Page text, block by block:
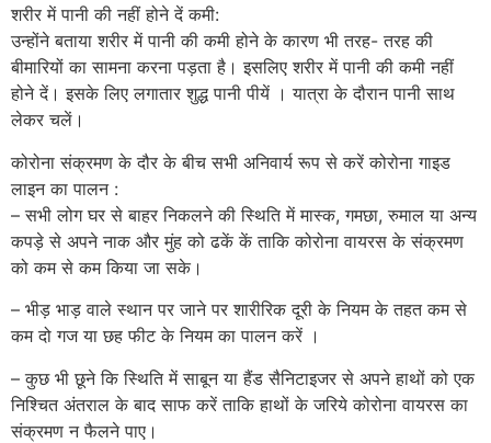
शरीर में पानी की नहीं होने दें कमी:
उन्होंने बताया शरीर में पानी की कमी होने के कारण भी तरह- तरह की
बीमारियों का सामना करना पड़ता है। इसलिए शरीर में पानी की कमी नहीं
होने दें। इसके लिए लगातार शुद्ध पानी पीयें । यात्रा के दौरान पानी साथ
लेकर चलें।
कोरोना संक्रमण के दौर के बीच सभी अनिवार्य रूप से करें कोरोना गाइड
लाइन का पालन :
– सभी लोग घर से बाहर निकलने की स्थिति में मास्क, गमछा, रुमाल या अन्य
कपड़े से अपने नाक और मुंह को ढकें कें ताकि कोरोना वायरस के संक्रमण
को कम से कम किया जा सके।
– भीड़ भाड़ वाले स्थान पर जाने पर शारीरिक दूरी के नियम के तहत कम से
कम दो गज या छह फीट के नियम का पालन करें ।
– कुछ भी छूने कि स्थिति में साबून या हैंड सैनिटाइजर से अपने हाथों को एक
निश्चित अंतराल के बाद साफ करें ताकि हाथों के जरिये कोरोना वायरस का
संक्रमण न फैलने पाए।